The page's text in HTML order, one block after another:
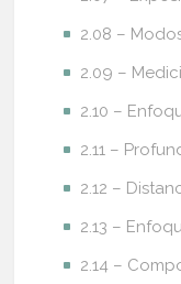
2.08 –
2.09 –
2.10 –
2.11 –
2.12 –
2.13 –
2.14 –